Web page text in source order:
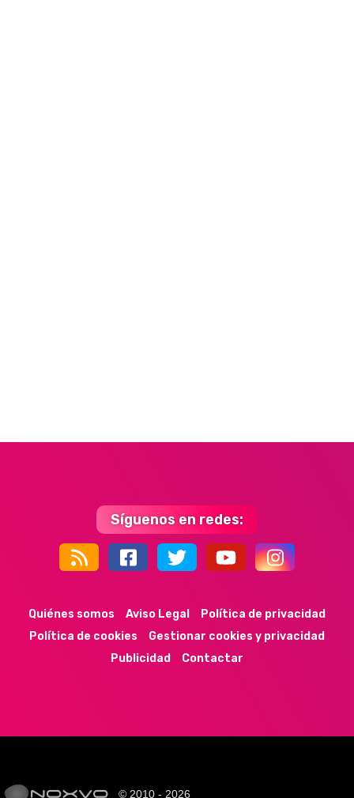
Síguenos en redes:
44k 9k 35k 352
Quiénes somos Aviso Legal
Política de privacidad
Política de cookies
Gestionar cookies y privacidad
Publicidad
Contactar
© 2010 - 2026